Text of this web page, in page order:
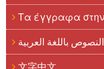
Τα έγγραφα
النصوص باللغة العربية